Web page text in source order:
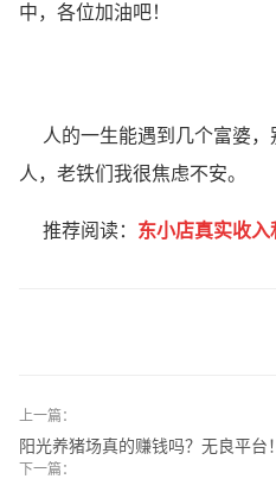
中，各位加油吧！
人的一生能遇到几个富婆，
人，老铁们我很焦虑不安。
推荐阅读： 东小店真实收入
上一篇：
阳光养猪场真的赚钱吗？无良平台！
下一篇：